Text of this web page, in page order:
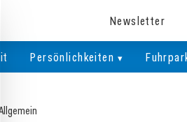
Newsletter
Persönlichkeiten